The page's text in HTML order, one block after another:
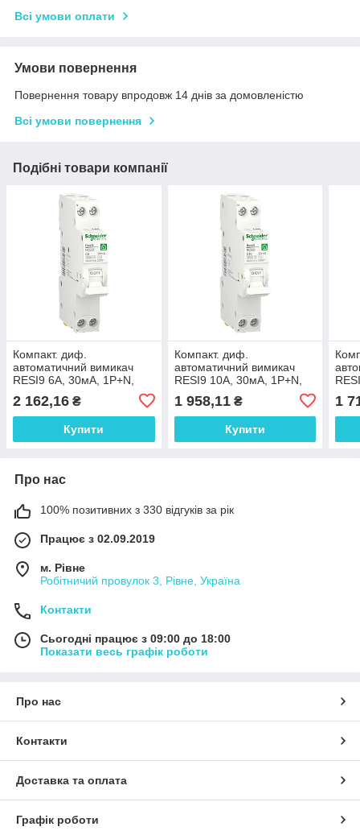
Всі умови оплати
Умови повернення
Повернення товару впродовж 14 днів за домовленістю
Всі умови повернення
Подібні товари компанії
Компакт. диф.
автоматичний вимикач
RESI9 6А, 30мA, 1P+N,
2 162,16 ₴
Купити
Компакт. диф.
автоматичний вимикач
RESI9 10А, 30мA, 1P+N,
1 958,11₴
Купити
1
Про нас
100% позитивних з 330 відгуків за рік
Працює з 02.09.2019
м. Рівне
Робітничий провулок 3, Рівне, Україна
Контакти
Сьогодні працює з 09:00 до 18:00
Показати весь графік роботи
Про нас
Контакти
Доставка та оплата
Графік роботи